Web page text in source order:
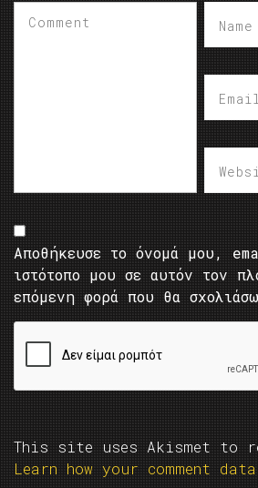
Αποθήκευσε το όνομά μου,
ιστότοπο μου σε αυτόν τον
επόμενη φορά που θα
This site uses Akismet to
Learn how your comment